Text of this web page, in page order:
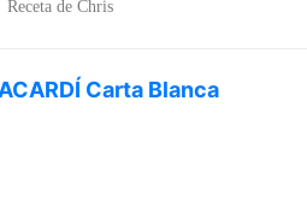
Receta de Chris
Carta Blanca